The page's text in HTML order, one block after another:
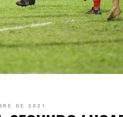
DE 2021